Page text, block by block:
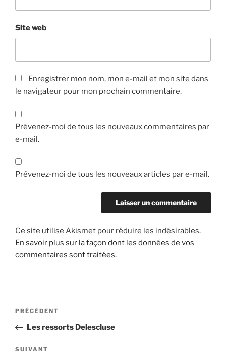
Site web
Enregistrer mon nom, mon e-mail et mon site dans
le navigateur pour mon prochain commentaire.
Prévenez-moi de tous les nouveaux commentaires par
e-mail.
Prévenez-moi de tous les nouveaux articles par e-mail.
Ce site utilise Akismet pour réduire les indésirables.
En savoir plus sur la façon dont les données de vos
commentaires sont traitées.
Navigation
l’article
Article
précédent
PRÉCÉDENT
Les ressorts Delescluse
Article
SUIVANT